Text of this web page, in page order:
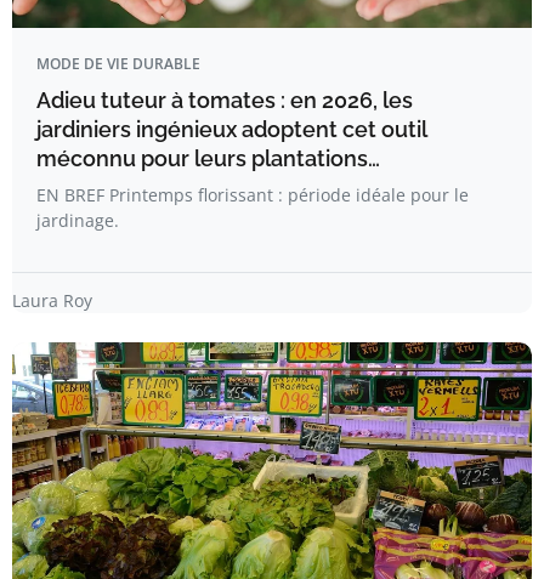
MODE DE VIE DURABLE
Adieu tuteur à tomates : en 2026, les
jardiniers ingénieux adoptent cet outil
méconnu pour leurs plantations…
EN BREF Printemps florissant : période idéale pour le
jardinage.
Laura Roy